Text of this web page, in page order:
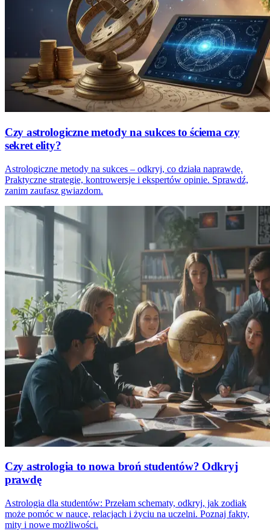
Czy astrologiczne metody na sukces to ściema czy
sekret elity?
Astrologiczne metody na sukces – odkryj, co działa naprawdę.
Praktyczne strategie, kontrowersje i ekspertów opinie. Sprawdź,
zanim zaufasz gwiazdom.
Czy astrologia to nowa broń studentów? Odkryj
prawdę
Astrologia dla studentów: Przełam schematy, odkryj, jak zodiak
może pomóc w nauce, relacjach i życiu na uczelni. Poznaj fakty,
mity i nowe możliwości.